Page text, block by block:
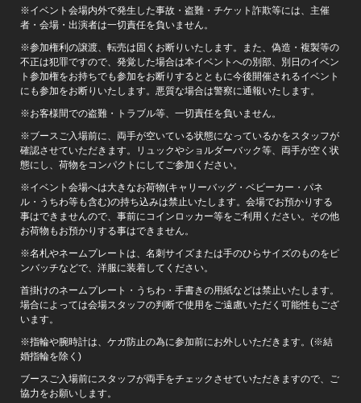
※イベント会場内外で発生した事故・盗難・チケット詐欺等には、主催
者・会場・出演者は一切責任を負いません。
※参加権利の譲渡、転売は固くお断りいたします。また、偽造・複製等の
不正は犯罪ですので、発覚した場合は本イベントへの別部、別日のイベン
ト参加権をお持ちでも参加をお断りするとともに今後開催されるイベント
にも参加をお断りいたします。悪質な場合は警察に通報いたします。
※お客様間での盗難・トラブル等、一切責任を負いません。
※ブースご入場前に、両手が空いている状態になっているかをスタッフが
確認させていただきます。リュックやショルダーバック等、両手が空く状
態にし、荷物をコンパクトにしてご参加ください。
※イベント会場へは大きなお荷物(キャリーバッグ・ベビーカー・パネ
ル・うちわ等も含む)の持ち込みは禁止いたします。会場でお預かりする
事はできませんので、事前にコインロッカー等をご利用ください。その他
お荷物もお預かりする事はできません。
※名札やネームプレートは、名刺サイズまたは手のひらサイズのものをピ
ンバッチなどで、洋服に装着してください。
首掛けのネームプレート・うちわ・手書きの用紙などは禁止いたします。
場合によっては会場スタッフの判断で使用をご遠慮いただく可能性もござ
います。
※指輪や腕時計は、ケガ防止の為に参加前にお外しいただきます。(※結
婚指輪を除く)
ブースご入場前にスタッフが両手をチェックさせていただきますので、ご
協力をお願いします。